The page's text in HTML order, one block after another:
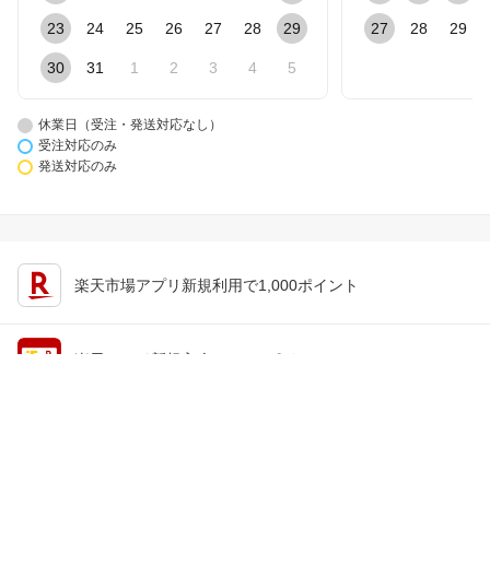
23 24 25 26 27 28 29
30 31 1 2 3 4 5
27 28 29
休業日（受注・発送対応なし）
受注対応のみ
発送対応のみ
楽天市場アプリ新規利用で1,000ポイント
楽天カード新規入会で2,000ポイント